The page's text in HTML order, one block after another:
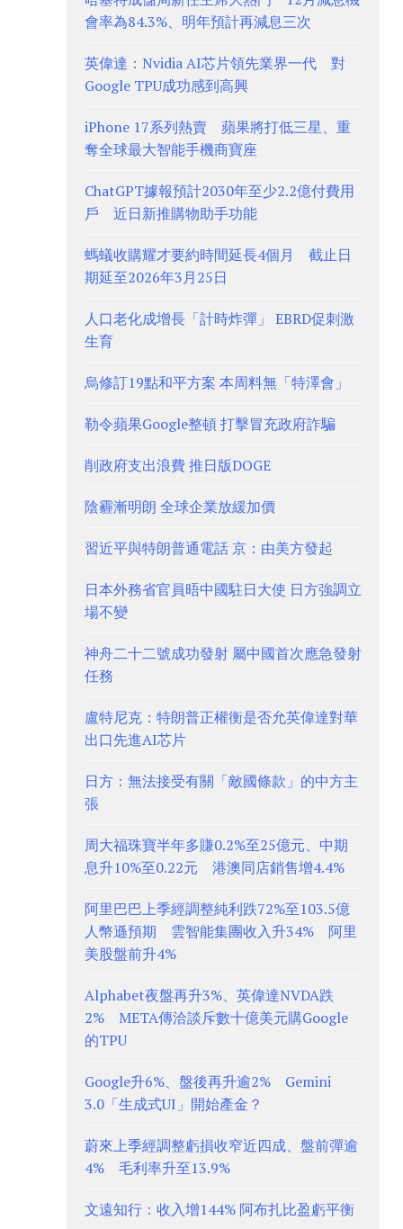
會率為84.3%、明年預計再減息三次
英偉達：Nvidia AI芯片領先業界一代 對
Google TPU成功感到高興
iPhone 17系列熱賣 蘋果將打低三星、重
奪全球最大智能手機商寶座
ChatGPT據報預計2030年至少2.2億付費用
戶 近日新推購物助手功能
螞蟻收購耀才要約時間延長4個月 截止日
期延至2026年3月25日
人口老化成增長「計時炸彈」 EBRD促刺激
生育
烏修訂19點和平方案 本周料無「特澤會」
勒令蘋果Google整頓 打擊冒充政府詐騙
削政府支出浪費 推日版DOGE
陰霾漸明朗 全球企業放緩加價
習近平與特朗普通電話 京：由美方發起
日本外務省官員晤中國駐日大使 日方強調立
場不變
神舟二十二號成功發射 屬中國首次應急發射
任務
盧特尼克：特朗普正權衡是否允英偉達對華
出口先進AI芯片
日方：無法接受有關「敵國條款」的中方主
張
周大福珠寶半年多賺0.2%至25億元、中期
息升10%至0.22元 港澳同店銷售增4.4%
阿里巴巴上季經調整純利跌72%至103.5億
人幣遜預期 雲智能集團收入升34% 阿里
美股盤前升4%
Alphabet夜盤再升3%、英偉達NVDA跌
2% META傳洽談斥數十億美元購Google
的TPU
Google升6%、盤後再升逾2% Gemini
3.0「生成式UI」開始產金？
蔚來上季經調整虧損收窄近四成、盤前彈逾
4% 毛利率升至13.9%
文遠知行：收入增144% 阿布扎比盈虧平衡